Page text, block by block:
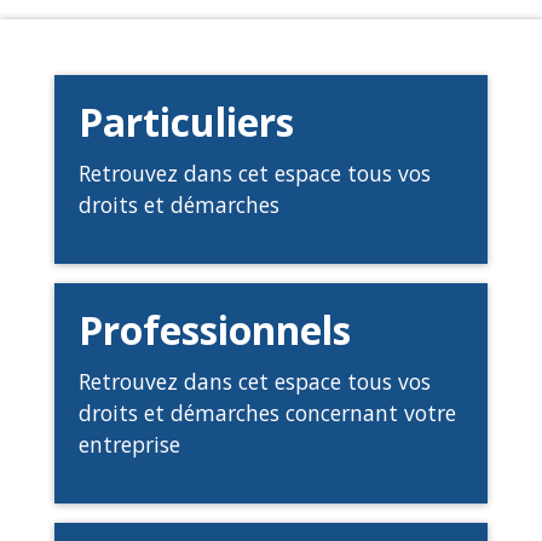
Particuliers
Retrouvez dans cet espace tous vos
droits et démarches
Professionnels
Retrouvez dans cet espace tous vos
droits et démarches concernant votre
entreprise